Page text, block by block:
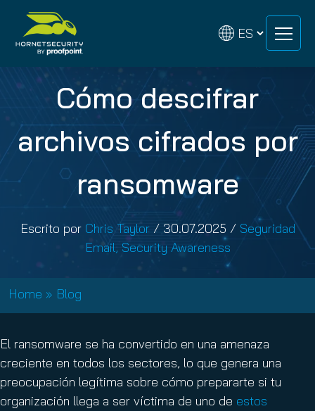
content
content
Cómo descifrar
archivos cifrados por
ransomware
Escrito por Chris Taylor/ 30.07.2025 / Seguridad
Email, Security Awareness
Home » Blog
El ransomware se ha convertido en una amenaza
creciente en todos los sectores, lo que genera una
preocupación legítima sobre cómo prepararte si tu
organización llega a ser víctima de uno de estos